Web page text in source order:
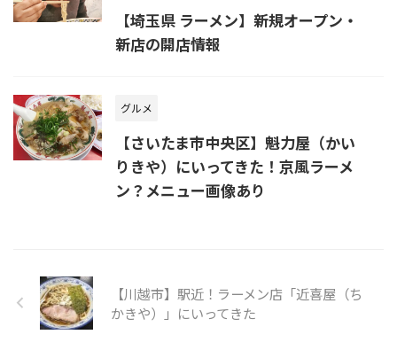
【埼玉県 ラーメン】新規オープン・
新店の開店情報
グルメ
【さいたま市中央区】魁力屋（かい
りきや）にいってきた！京風ラーメ
ン？メニュー画像あり
【川越市】駅近！ラーメン店「近喜屋（ち
かきや）」にいってきた